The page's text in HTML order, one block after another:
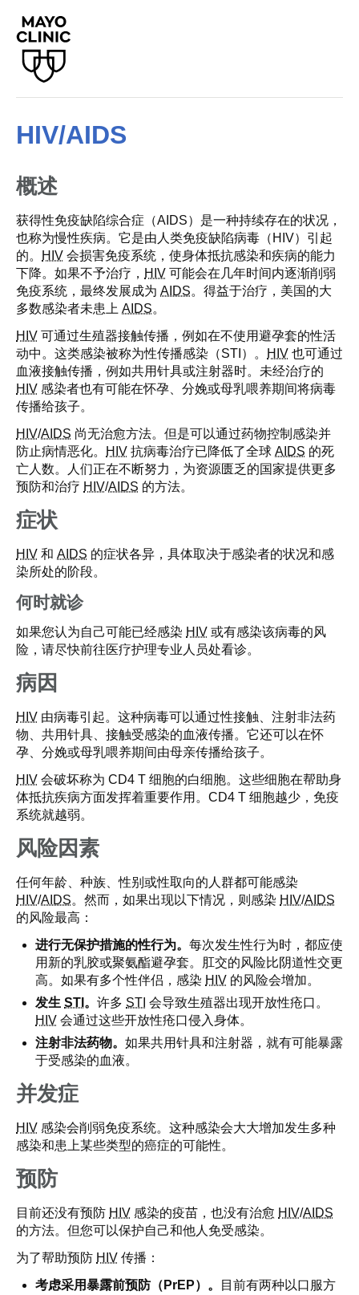
HIV/AIDS
概述
获得性免疫缺陷综合症（AIDS）是一种持续存在的状况，
也称为慢性疾病。它是由人类免疫缺陷病毒（HIV）引起
的。
HIV 会损害免疫系统，使身体抵抗感染和疾病的能力
下降。如果不予治疗， HIV 可能会在几年时间内逐渐削弱
免疫系统，最终发展成为 AIDS。得益于治疗，美国的大
多数感染者未患上 AIDS。
HIV 可通过生殖器接触传播，例如在不使用避孕套的性活
动中。这类感染被称为性传播感染（STI）。
HIV 也可通过
血液接触传播，例如共用针具或注射器时。未经治疗的
HIV 感染者也有可能在怀孕、分娩或母乳喂养期间将病毒
传播给孩子。
HIV/AIDS 尚无治愈方法。但是可以通过药物控制感染并
防止病情恶化。
HIV 抗病毒治疗已降低了全球 AIDS 的死
亡人数。人们正在不断努力，为资源匮乏的国家提供更多
预防和治疗 HIV/AIDS 的方法。
症状
HIV 和 AIDS 的症状各异，具体取决于感染者的状况和感
染所处的阶段。
何时就诊
如果您认为自己可能已经感染 HIV 或有感染该病毒的风
险，请尽快前往医疗护理专业人员处看诊。
病因
HIV 由病毒引起。这种病毒可以通过性接触、注射非法药
物、共用针具、接触受感染的血液传播。它还可以在怀
孕、分娩或母乳喂养期间由母亲传播给孩子。
HIV 会破坏称为 CD4 T 细胞的白细胞。这些细胞在帮助身
体抵抗疾病方面发挥着重要作用。CD4 T 细胞越少，免疫
系统就越弱。
风险因素
任何年龄、种族、性别或性取向的人群都可能感染
HIV/AIDS。然而，如果出现以下情况，则感染 HIV/AIDS
的风险最高：
进行无保护措施的性行为。 每次发生性行为时，都应使
用新的乳胶或聚氨酯避孕套。肛交的风险比阴道性交更
高。如果有多个性伴侣，感染 HIV 的风险会增加。
发生 STI 。 许多 STI 会导致生殖器出现开放性疮口。
HIV 会通过这些开放性疮口侵入身体。
注射非法药物。 如果共用针具和注射器，就有可能暴露
于受感染的血液。
并发症
HIV 感染会削弱免疫系统。这种感染会大大增加发生多种
感染和患上某些类型的癌症的可能性。
预防
目前还没有预防 HIV 感染的疫苗，也没有治愈 HIV/AIDS
的方法。但您可以保护自己和他人免受感染。
为了帮助预防 HIV 传播：
考虑采用暴露前预防（PrEP）。
目前有两种以口服方